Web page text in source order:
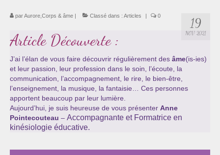
La Numérologie Créative
Initiation à la Numérologie
Témoignages Initiation à la Numérologie
LMMA – EMDR
Soins énergétiques en Bioénergie et Reiki
19
NOV 2021
parAurore,Corps & âme | Classé dans : Articles | 0
Article Découverte :
J’ai l’élan de vous faire découvrir régulièrement des âme(is-ies)
et leur passion, leur profession dans le soin, l’écoute, la
communication, l’accompagnement, le rire, le bien-être,
l’enseignement, la musique, la fantaisie… Ces personnes
apportent beaucoup par leur lumière.
Aujourd’hui, je suis heureuse de vous présenter Anne
Pointecouteau – Accompagnante et Formatrice en
kinésiologie éducative.